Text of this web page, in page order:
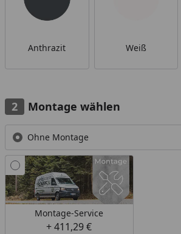
Anthrazit Weiß
Montage wählen
Ohne Montage
Montage-Service
+ 411,29 €